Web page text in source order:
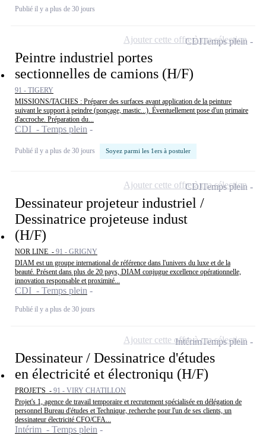
Publié il y a plus de 30 jours
Peintre industriel portes
sectionnelles de camions (H/F)
91 - TIGERY
MISSIONS/TACHES : Préparer des surfaces avant application de la peinture
suivant le support à peindre (ponçage, mastic...). Éventuellement pose d'un primaire
d'accroche. Préparation du...
CDI - Temps plein
Publié il y a plus de 30 jours Soyez parmi les 1ers à postuler
CDITemps plein
Ajouter cette offre à ma sélection
Dessinateur projeteur industriel /
Dessinatrice projeteuse indust
(H/F)
NOR LINE - 91 - GRIGNY
DIAM est un groupe international de référence dans l'univers du luxe et de la
beauté. Présent dans plus de 20 pays, DIAM conjugue excellence opérationnelle,
innovation responsable et proximité...
CDI - Temps plein
Publié il y a plus de 30 jours
CDITemps plein
Ajouter cette offre à ma sélection
Dessinateur / Dessinatrice d'études
en électricité et électroniqu (H/F)
PROJET'S - 91 - VIRY CHATILLON
Projet's 1, agence de travail temporaire et recrutement spécialisée en délégation de
personnel Bureau d'études et Technique, recherche pour l'un de ses clients, un
dessinateur électricité CFO/CFA...
Intérim - Temps plein
IntérimTemps plein
Ajouter cette offre à ma sélection